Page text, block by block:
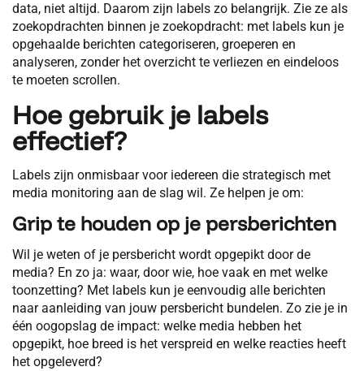
data, niet altijd. Daarom zijn labels zo belangrijk. Zie ze als
zoekopdrachten binnen je zoekopdracht: met labels kun je
opgehaalde berichten categoriseren, groeperen en
analyseren, zonder het overzicht te verliezen en eindeloos
te moeten scrollen.
Hoe gebruik je labels
effectief?
Labels zijn onmisbaar voor iedereen die strategisch met
media monitoring aan de slag wil. Ze helpen je om:
Grip te houden op je persberichten
Wil je weten of je persbericht wordt opgepikt door de
media? En zo ja: waar, door wie, hoe vaak en met welke
toonzetting? Met labels kun je eenvoudig alle berichten
naar aanleiding van jouw persbericht bundelen. Zo zie je in
één oogopslag de impact: welke media hebben het
opgepikt, hoe breed is het verspreid en welke reacties heeft
het opgeleverd?